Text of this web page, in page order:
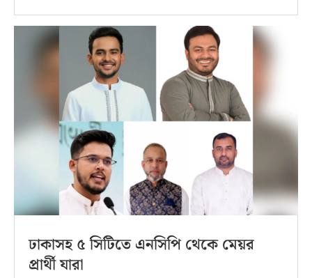
ঢাকাসহ ৫ সিটিতে এনসিপি থেকে মেয়র
প্রার্থী যারা